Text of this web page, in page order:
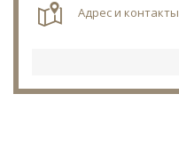
Адрес и контакты